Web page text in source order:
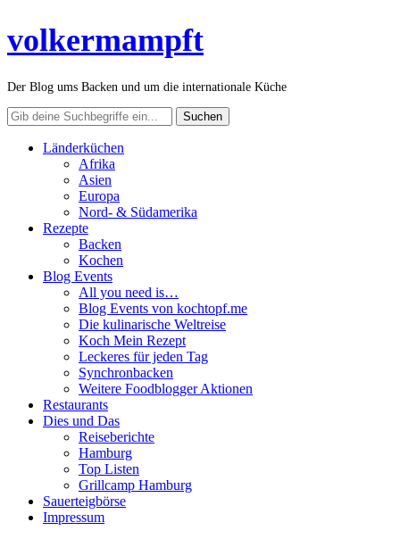
volkermampft
Der Blog ums Backen und um die internationale Küche
Länderküchen
Afrika
Asien
Europa
Nord- & Südamerika
Rezepte
Backen
Kochen
Blog Events
All you need is…
Blog Events von kochtopf.me
Die kulinarische Weltreise
Koch Mein Rezept
Leckeres für jeden Tag
Synchronbacken
Weitere Foodblogger Aktionen
Restaurants
Dies und Das
Reiseberichte
Hamburg
Top Listen
Grillcamp Hamburg
Sauerteigbörse
Impressum